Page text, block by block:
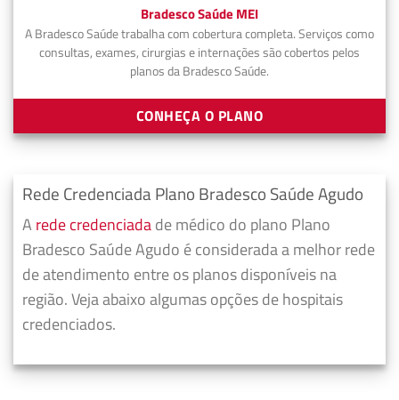
Bradesco Saúde MEI
A Bradesco Saúde trabalha com cobertura completa. Serviços como
consultas, exames, cirurgias e internações são cobertos pelos
planos da Bradesco Saúde.
CONHEÇA O PLANO
Rede Credenciada Plano Bradesco Saúde Agudo
A rede credenciadade médico do plano Plano
Bradesco Saúde Agudo é considerada a melhor rede
de atendimento entre os planos disponíveis na
região. Veja abaixo algumas opções de hospitais
credenciados.